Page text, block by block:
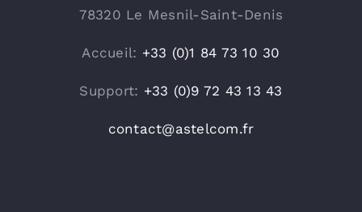
78320 Le Mesnil-Saint-Denis
Accueil: +33 (0)1 84 73 10 30
Support: +33 (0)9 72 43 13 43
contact@astelcom.fr